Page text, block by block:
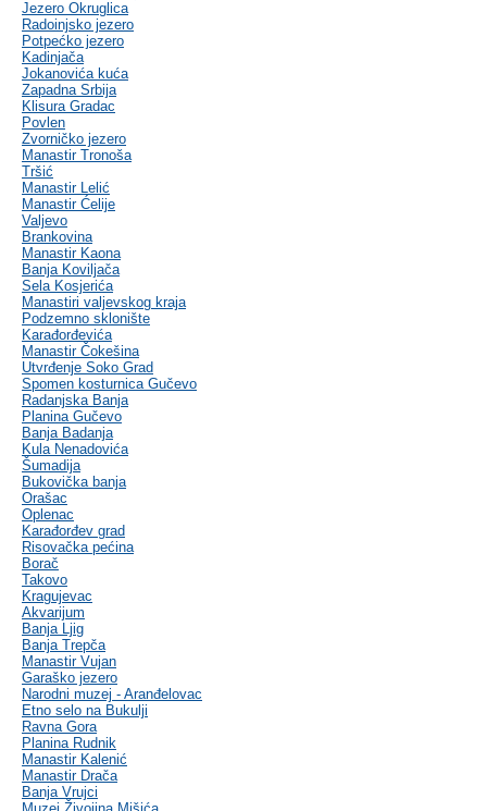
Jezero Okruglica
Radoinjsko jezero
Potpećko jezero
Kadinjača
Jokanovića kuća
Zapadna Srbija
Klisura Gradac
Povlen
Zvorničko jezero
Manastir Tronoša
Tršić
Manastir Lelić
Manastir Ćelije
Valjevo
Brankovina
Manastir Kaona
Banja Koviljača
Sela Kosjerića
Manastiri valjevskog kraja
Podzemno sklonište
Karađorđevića
Manastir Čokešina
Utvrđenje Soko Grad
Spomen kosturnica Gučevo
Radanjska Banja
Planina Gučevo
Banja Badanja
Kula Nenadovića
Šumadija
Bukovička banja
Orašac
Oplenac
Karađorđev grad
Risovačka pećina
Borač
Takovo
Kragujevac
Akvarijum
Banja Ljig
Banja Trepča
Manastir Vujan
Garaško jezero
Narodni muzej - Aranđelovac
Etno selo na Bukulji
Ravna Gora
Planina Rudnik
Manastir Kalenić
Manastir Drača
Banja Vrujci